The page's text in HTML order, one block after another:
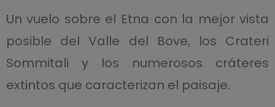
Un vuelo sobre el Etna con la mejor vista
posible del Valle del Bove, los Crateri
Sommitali y los numerosos cráteres
extintos que caracterizan el paisaje.